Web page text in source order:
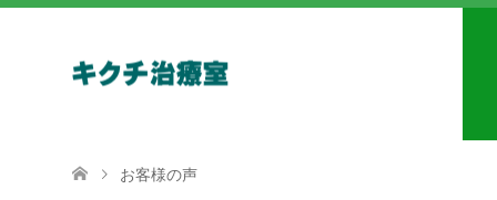
お客様の声